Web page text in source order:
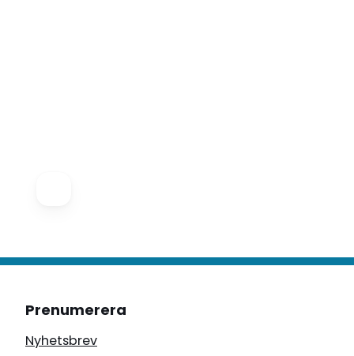
Prenumerera
Nyhetsbrev